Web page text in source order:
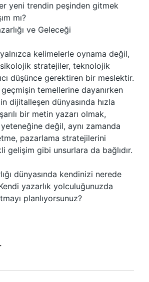
yeni trendin peşinden gitmek
mı?
ve Geleceği
kelimelerle oynama değil,
stratejiler, teknolojik
düşünce gerektiren bir meslektir.
temellerine dayanırken
dijitalleşen dünyasında hızla
bir metin yazarı olmak,
değil, aynı zamanda
pazarlama stratejilerini
gelişim gibi unsurlara da bağlıdır.
dünyasında kendinizi nerede
yazarlık yolculuğunuzda
planlıyorsunuz?